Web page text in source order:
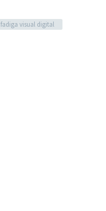
fadiga visual digital